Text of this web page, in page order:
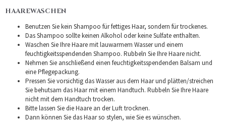
HAAREWASCHEN
Benutzen Sie kein Shampoo für fettiges Haar, sondern für trockenes.
Das Shampoo sollte keinen Alkohol oder keine Sulfate enthalten.
Waschen Sie Ihre Haare mit lauwarmem Wasser und einem
feuchtigkeitsspendenden Shampoo. Rubbeln Sie Ihre Haare nicht.
Nehmen Sie anschließend einen feuchtigkeitsspendenden Balsam und
eine Pflegepackung.
Pressen Sie vorsichtig das Wasser aus dem Haar und plätten/streichen
Sie behutsam das Haar mit einem Handtuch. Rubbeln Sie Ihre Haare
nicht mit dem Handtuch trocken.
Bitte lassen Sie die Haare an der Luft trocknen.
Dann können Sie das Haar so stylen, wie Sie es wünschen.